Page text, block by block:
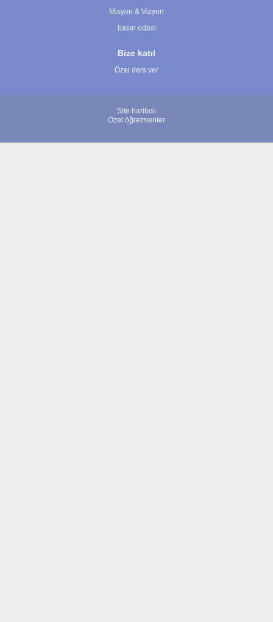
Misyon & Vizyon
basın odası
Bize katıl
Özel ders ver
Site haritası
Özel öğretmenler